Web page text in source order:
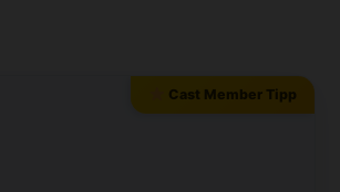
Cast Member Tipp